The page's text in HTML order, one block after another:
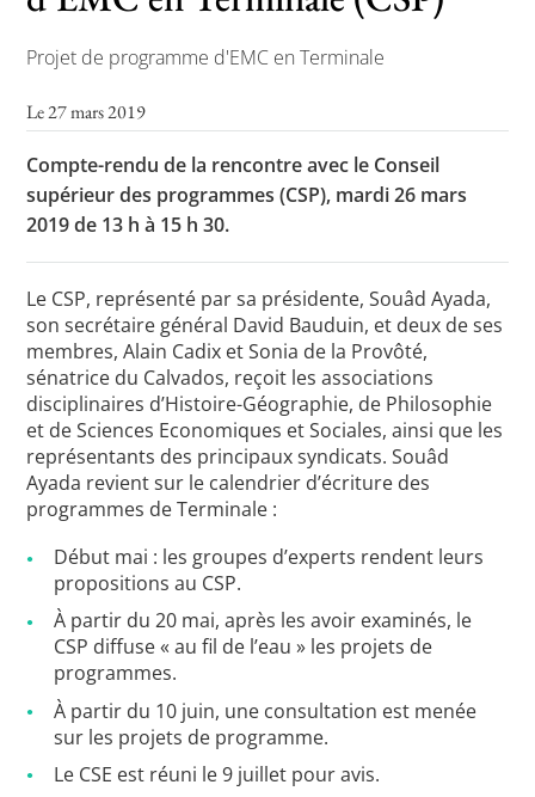
Concours de recrutement
Concours scolaires
Critique d’ouvrages publiés
Culture
Projet de programme d'EMC en Terminale
Le 27 mars 2019
Compte-rendu de la rencontre avec le Conseil
supérieur des programmes (CSP), mardi 26 mars
2019 de 13 h à 15 h 30.
Le CSP, représenté par sa présidente, Souâd Ayada,
son secrétaire général David Bauduin, et deux de ses
membres, Alain Cadix et Sonia de la Provôté,
sénatrice du Calvados, reçoit les associations
disciplinaires d’Histoire-Géographie, de Philosophie
et de Sciences Economiques et Sociales, ainsi que les
représentants des principaux syndicats. Souâd
Ayada revient sur le calendrier d’écriture des
programmes de Terminale :
Début mai : les groupes d’experts rendent leurs
propositions au CSP.
À partir du 20 mai, après les avoir examinés, le
CSP diffuse « au fil de l’eau » les projets de
programmes.
À partir du 10 juin, une consultation est menée
sur les projets de programme.
Le CSE est réuni le 9 juillet pour avis.